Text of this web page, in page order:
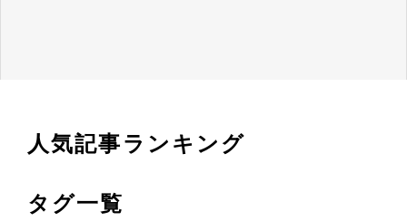
人気記事ランキング
タグ一覧